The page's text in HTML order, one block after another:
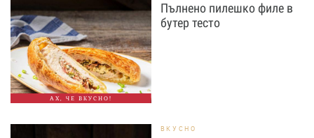
АХ, ЧЕ ВКУСНО!
Пълнено пилешко филе в
бутер тесто
ВКУСНО